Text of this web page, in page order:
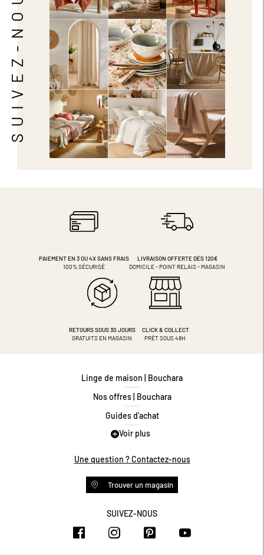
SUIVEZ-NOUS
PAIEMENT EN 3 OU 4XSANS FRAIS
100% SÉCURISÉ
LIVRAISON OFFERTE DÈS 120€
DOMICILE - POINT RELAIS - MAGASIN
RETOURS SOUS 30 JOURS
GRATUITS EN MAGASIN
CLICK & COLLECT
PRÊT SOUS 48H
Linge de maison | Bouchara
Nos offres | Bouchara
Guides d'achat
Guide des tailles
Programme de fidélité
Conditions des offres
Livraison et retours
Voir plus
Une question ? Contactez-nous
Trouver un magasin
SUIVEZ-NOUS
https://www.facebook.com/
https://https://